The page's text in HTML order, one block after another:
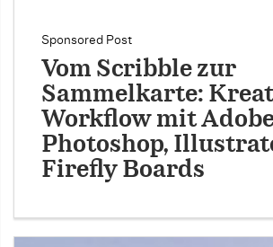
Sponsored Post
Vom Scribble zur
Sammelkarte:
Workflow mit
Photoshop,
Firefly Boards